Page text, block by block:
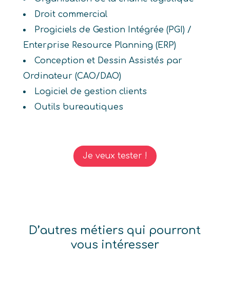
Droit commercial
Progiciels de Gestion Intégrée (PGI) /
Enterprise Resource Planning (ERP)
Conception et Dessin Assistés par
Ordinateur (CAO/DAO)
Logiciel de gestion clients
Outils bureautiques
Je veux tester !
D’autres métiers qui pourront
vous intéresser